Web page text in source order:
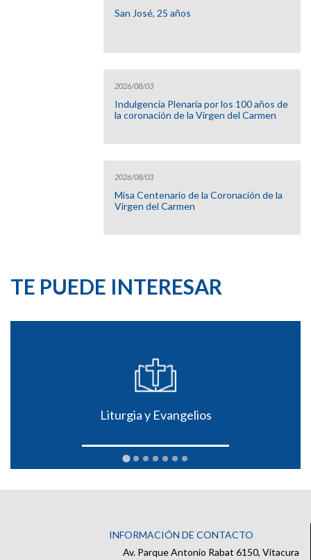
San José, 25 años
2026/08/03
Indulgencia Plenaria por los 100 años de
la coronación de la Virgen del Carmen
2026/08/03
Misa Centenario de la Coronación de la
Virgen del Carmen
TE PUEDE INTERESAR
Liturgia y Evangelios
INFORMACIÓN DE CONTACTO
Av. Parque Antonio Rabat 6150, Vitacura